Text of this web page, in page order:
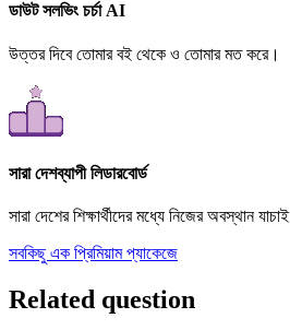
ডাউট সলভিং চর্চা AI
উত্তর দিবে তোমার বই থেকে ও তোমার মত করে।
সারা দেশব্যাপী লিডারবোর্ড
সারা দেশের শিক্ষার্থীদের মধ্যে নিজের অবস্থান যাচাই
সবকিছু এক প্রিমিয়াম প্যাকেজে
Related question